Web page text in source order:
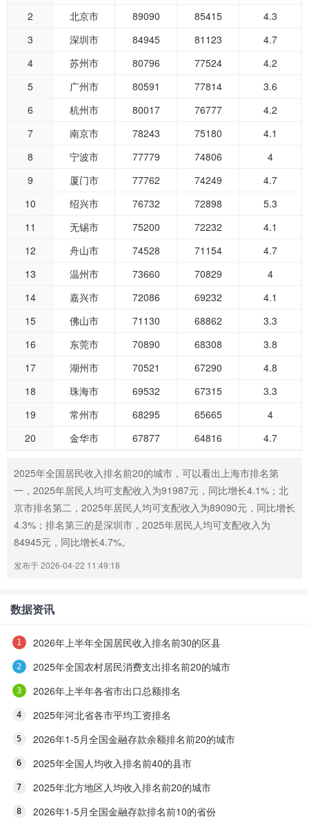
2
北京市 89090 85415
4.3
3
深圳市 84945 81123
4.7
4
苏州市 80796 77524
4.2
5
广州市 80591 77814
3.6
6
杭州市 80017 76777
4.2
7
南京市 78243 75180
4.1
8
宁波市 77779 74806
4
9
厦门市 77762 74249
4.7
10
绍兴市 76732 72898
5.3
11
无锡市 75200 72232
4.1
12
舟山市 74528 71154
4.7
13
温州市 73660 70829
4
14
嘉兴市 72086 69232
4.1
15
佛山市 71130 68862
3.3
16
东莞市 70890 68308
3.8
17
湖州市 70521 67290
4.8
18
珠海市 69532 67315
3.3
19
常州市 68295 65665
4
20
金华市 67877 64816 4.7
2025年全国居民收入排名前20的城市，可以看出上海市排名第
一，2025年居民人均可支配收入为91987元，同比增长4.1%；北
京市排名第二，2025年居民人均可支配收入为89090元，同比增长
4.3%；排名第三的是深圳市，2025年居民人均可支配收入为
84945元，同比增长4.7%。
发布于 2026-04-22 11:49:18
数据资讯
2026年上半年全国居民收入排名前30的区县
2025年全国农村居民消费支出排名前20的城市
2026年上半年各省市出口总额排名
2025年河北省各市平均工资排名
2026年1-5月全国金融存款余额排名前20的城市
2025年全国人均收入排名前40的县市
2025年北方地区人均收入排名前20的城市
2026年1-5月全国金融存款排名前10的省份